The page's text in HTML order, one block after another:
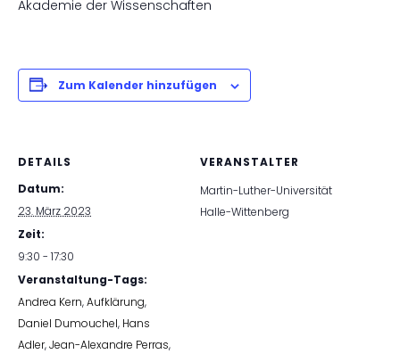
Akademie der Wissenschaften
Zum Kalender hinzufügen
DETAILS
Datum:
23. März 2023
Zeit:
9:30 - 17:30
Veranstaltung-Tags:
Andrea Kern,Aufklärung,
Daniel Dumouchel, Hans
Adler,Jean-Alexandre Perras,
VERANSTALTER
Martin-Luther-Universität
Halle-Wittenberg